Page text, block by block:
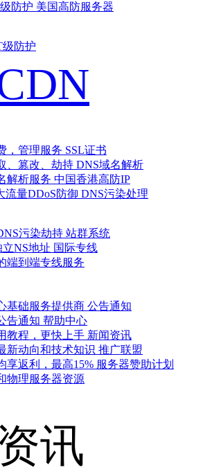
防护 美国高防服务器
防护
，管理服务 SSL证书
、篡改、劫持 DNS域名解析
解析服务 中国香港高防IP
流量DDoS防御 DNS污染处理
污染劫持 站群系统
NS地址 国际专线
端到端专线服务
基础服务提供商 公告通知
告通知 帮助中心
教程，更快上手 新闻资讯
新动向和技术知识 推广联盟
享返利，最高15% 服务器赞助计划
物理服务器资源
讯